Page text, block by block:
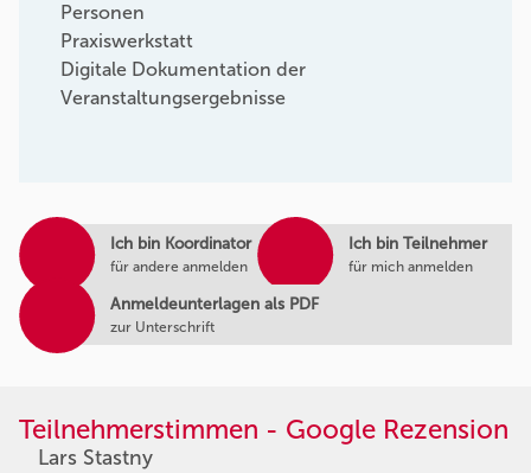
Ich bin Koordinator
für andere anmelden
Ich bin Teilnehmer
für mich anmelden
Anmeldeunterlagen als PDF
zur Unterschrift
Personen
Praxiswerkstatt
Digitale Dokumentation der
Veranstaltungsergebnisse
Teilnehmerstimmen - Google Rezension
Lars Stastny